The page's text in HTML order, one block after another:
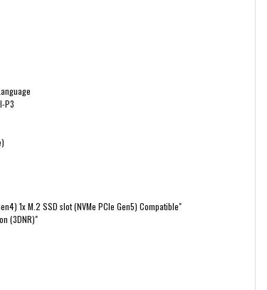
P3
1x M.2 SSD slot (NVMe PCIe Gen5) Compatible"
(3DNR)"